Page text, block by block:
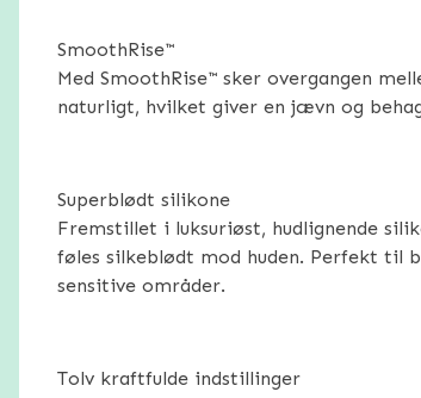
SmoothRise™
Med SmoothRise™ sker overgangen
naturligt, hvilket giver en jævn og
Superblødt silikone
Fremstillet i luksuriøst, hudlignende
føles silkeblødt mod huden. Perfekt til
sensitive områder.
Tolv kraftfulde indstillinger